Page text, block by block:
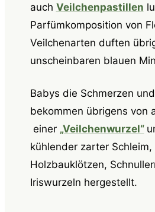
auch Veilchenpastillen
Parfümkomposition von
Veilchenarten duften
unscheinbaren blauen
Babys die Schmerzen
bekommen übrigens von
einer „Veilchenwurzel“
kühlender zarter
Holzbauklötzen,
Iriswurzeln hergestellt.